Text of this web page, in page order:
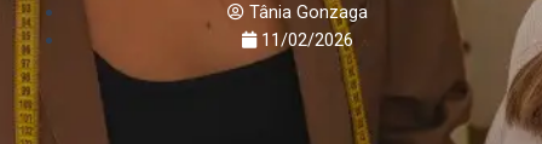
Tânia Gonzaga
11/02/2026